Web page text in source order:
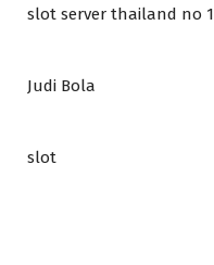
slot server thailand no 1
Judi Bola
slot